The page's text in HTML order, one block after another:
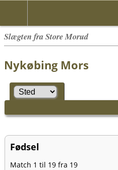
Slægten fra Store Morud
Nykøbing Mors
Fødsel
Match 1 til 19 fra 19